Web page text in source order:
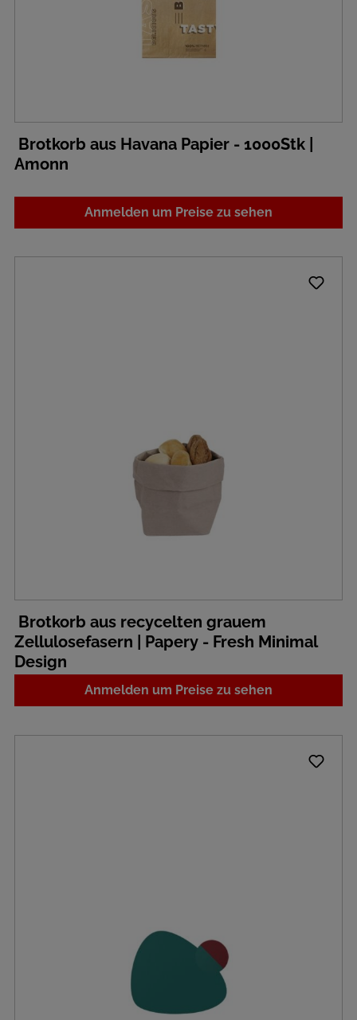
Brotkorb aus Havana Papier - 1000Stk |
Amonn
Anmelden um Preise zu sehen
Brotkorb aus recycelten grauem
Zellulosefasern | Papery - Fresh Minimal
Design
Anmelden um Preise zu sehen